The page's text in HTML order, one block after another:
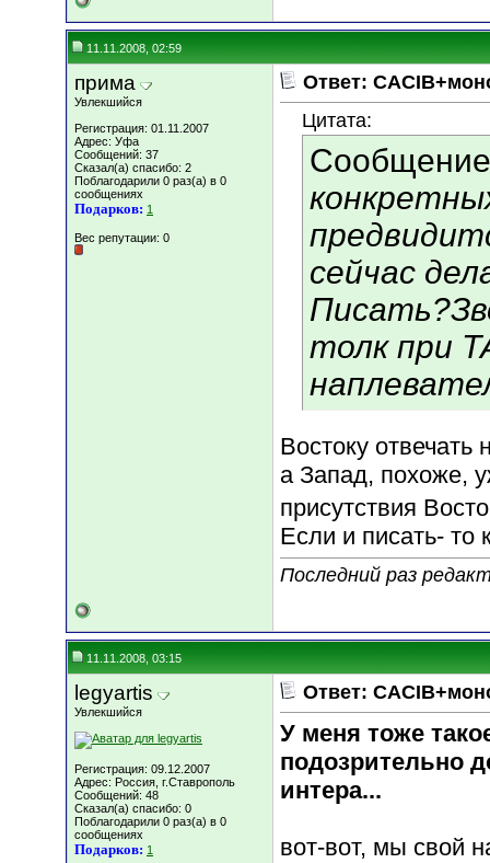
11.11.2008, 02:59
прима
Увлекшийся
Регистрация: 01.11.2007
Адрес: Уфа
Сообщений: 37
Сказал(а) спасибо: 2
Поблагодарили 0 раз(а) в 0
сообщениях
Подарков: 1
Вес репутации: 0
Ответ:
Цитата:
сейчас
толк при
Востоку отвечать
а Запад, похоже,
присутствия
Если и писать- то
Последний раз
11.11.2008, 03:15
legyartis
Увлекшийся
Регистрация: 09.12.2007
Адрес: Россия, г.Ставрополь
Сообщений: 48
Сказал(а) спасибо: 0
Поблагодарили 0 раз(а) в 0
сообщениях
Подарков: 1
Ответ:
У меня тоже
подозрительно
интера...
вот-вот, мы свой